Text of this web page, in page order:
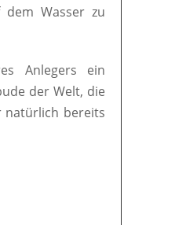
Wasser zu
Anlegers ein
der Welt, die
natürlich bereits